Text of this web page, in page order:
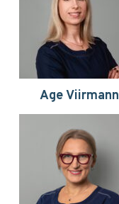
Age Viirmann